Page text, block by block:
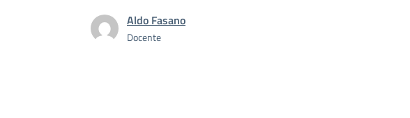
Aldo Fasano
Docente